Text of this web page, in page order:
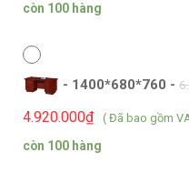
còn 100 hàng
- 1400*680*760 -
4.920.000₫ ( Đã bao gồm
còn 100 hàng